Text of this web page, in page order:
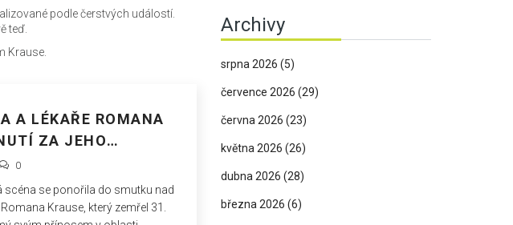
podle čerstvých událostí.
teď.
Krause.
A LÉKAŘE ROMANA
ZA JEHO
0
scéna se ponořila do smutku nad
Krause, který zemřel 31.
Archivy
srpna 2026 (5)
července 2026 (29)
června 2026 (23)
května 2026 (26)
dubna 2026 (28)
března 2026 (6)